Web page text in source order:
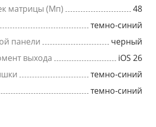
матрицы (Мп)
48
темно-синий
панели
черный
выхода
iOS 26
темно-синий
темно-синий